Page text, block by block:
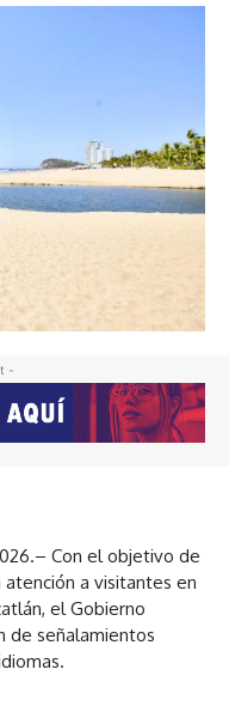
-
Con el objetivo de
a visitantes en
el Gobierno
de señalamientos